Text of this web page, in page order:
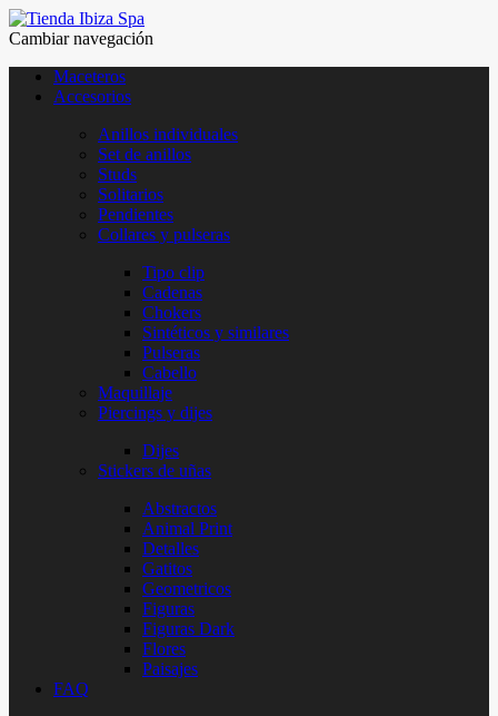
Cambiar navegación
Maceteros
Accesorios
Anillos individuales
Set de anillos
Studs
Solitarios
Pendientes
Collares y pulseras
Tipo clip
Cadenas
Chokers
Sintéticos y similares
Pulseras
Cabello
Maquillaje
Piercings y dijes
Dijes
Stickers de uñas
Abstractos
Animal Print
Detalles
Gatitos
Geometricos
Figuras
Figuras Dark
Flores
Paisajes
FAQ